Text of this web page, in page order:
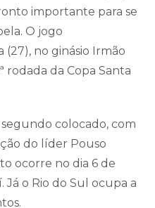
importante para se
O jogo
no ginásio Irmão
rodada da Copa Santa
colocado, com
do líder Pouso
ocorre no dia 6 de
Já o Rio do Sul ocupa a